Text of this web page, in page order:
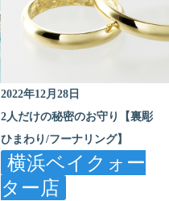
2022年12月28日
2人だけの秘密のお守り【裏彫
ひまわり/フーナリング】
横浜ベイクォー
ター店